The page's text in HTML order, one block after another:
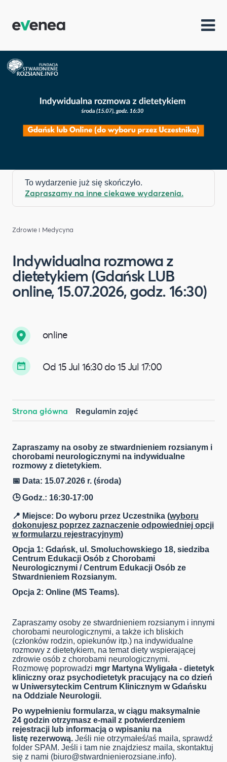
To wydarzenie już się skończyło.
Zapraszamy na inne ciekawe wydarzenia.
Zdrowie i Medycyna
Indywidualna rozmowa z
dietetykiem (Gdańsk LUB
online, 15.07.2026, godz. 16:30)
online
Od 15 Jul 16:30 do 15 Jul 17:00
Strona główna Regulamin zajęć
Zapraszamy na osoby ze stwardnieniem rozsianym i
chorobami neurologicznymi na indywidualne
rozmowy z dietetykiem.
📅 Data: 15.07.2026 r. (środa)
🕒 Godz.: 16:30-17:00
📍 Miejsce: Do wyboru przez Uczestnika (wyboru
dokonujesz poprzez zaznaczenie odpowiedniej opcji
w formularzu rejestracyjnym)
Opcja 1: Gdańsk, ul. Smoluchowskiego 18, siedziba
Centrum Edukacji Osób z Chorobami
Neurologicznymi / Centrum Edukacji Osób ze
Stwardnieniem Rozsianym.
Opcja 2: Online (MS Teams).
Zapraszamy osoby ze stwardnieniem rozsianym i innymi
chorobami neurologicznymi, a także ich bliskich
(członków rodzin, opiekunów itp.) na indywidualne
rozmowy z dietetykiem, na temat diety wspierającej
zdrowie osób z chorobami neurologicznymi.
Rozmowę poprowadzi mgr Martyna Wyligała - dietetyk
kliniczny oraz psychodietetyk pracujący na co dzień
w Uniwersyteckim Centrum Klinicznym w Gdańsku
na Oddziale Neurologii.
Po wypełnieniu formularza, w ciągu maksymalnie
24 godzin otrzymasz e-mail z potwierdzeniem
rejestracji lub informacją o wpisaniu na
listę rezerwową. Jeśli nie otrzymałeś/aś maila, sprawdź
folder SPAM. Jeśli i tam nie znajdziesz maila, skontaktuj
się z nami (biuro@stwardnienierozsiane.info).